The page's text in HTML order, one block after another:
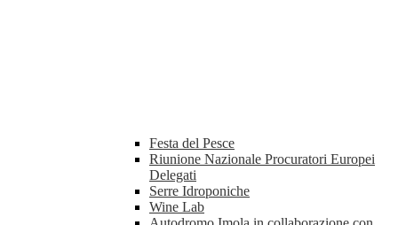
Festa del Pesce
Riunione Nazionale Procuratori Europei
Delegati
Serre Idroponiche
Wine Lab